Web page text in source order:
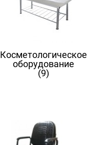
Косметологическое
оборудование
(9)